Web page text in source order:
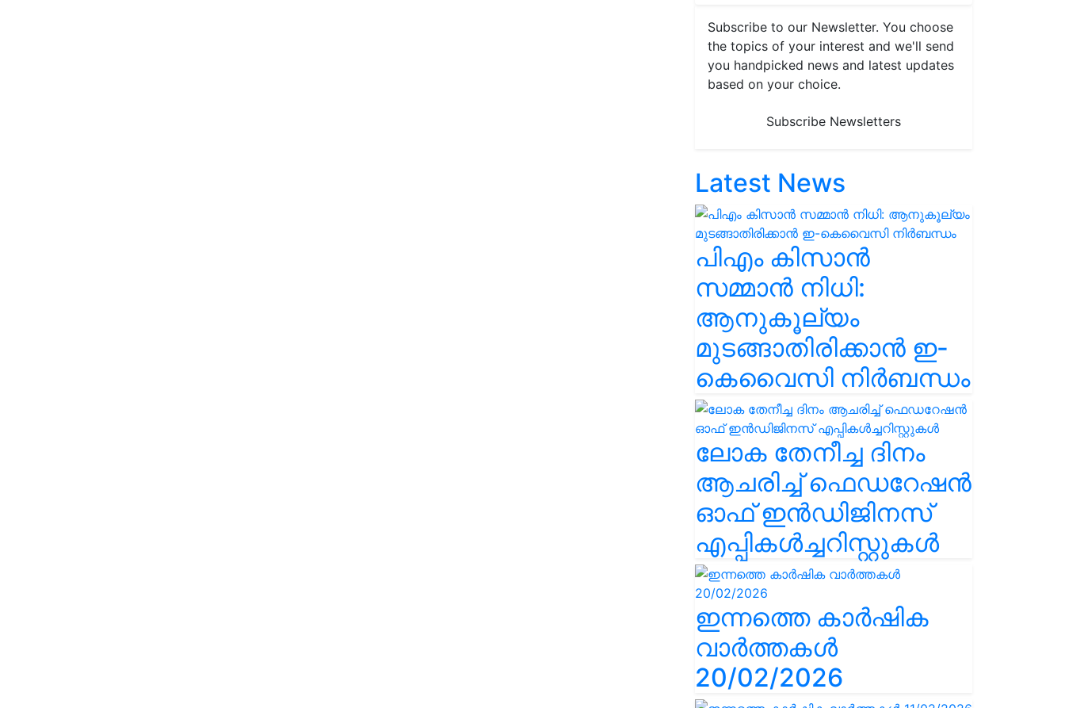
Subscribe to our Newsletter. You choose
the topics of your interest and we'll send
you handpicked news and latest updates
based on your choice.
Subscribe Newsletters
Latest News
പിഎം കിസാൻ
സമ്മാൻ നിധി:
ആനുകൂല്യം
മുടങ്ങാതിരിക്കാൻ ഇ-
കെവൈസി നിർബന്ധം
ലോക തേനീച്ച ദിനം
ആചരിച്ച് ഫെഡറേഷൻ
ഓഫ് ഇൻഡിജിനസ്
എപ്പികൾച്ചറിസ്റ്റുകൾ
ഇന്നത്തെ കാർഷിക
വാർത്തകൾ
20/02/2026